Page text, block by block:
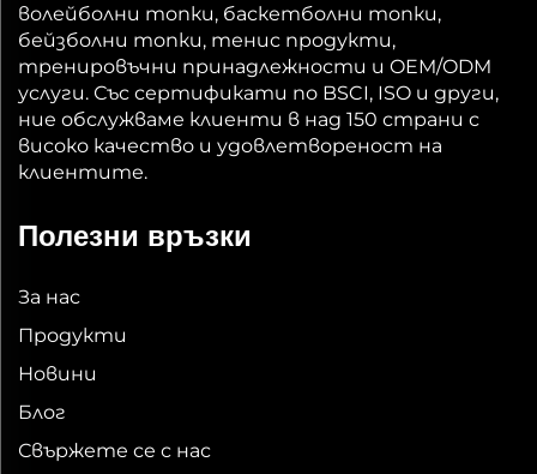
волейболни топки, баскетболни топки,
бейзболни топки, тенис продукти,
тренировъчни принадлежности и OEM/ODM
услуги. Със сертификати по BSCI, ISO и други,
ние обслужваме клиенти в над 150 страни с
високо качество и удовлетвореност на
клиентите.
Полезни връзки
За нас
Продукти
Новини
Блог
Свържете се с нас